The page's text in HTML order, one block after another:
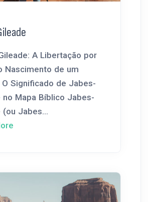
A Libertação por
Nascimento de um
O Significado de Jabes-
no Mapa Bíblico Jabes-
(ou Jabes...